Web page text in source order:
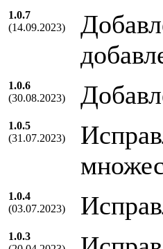
1.0.7
(14.09.2023)
1.0.6
(30.08.2023)
1.0.5
(31.07.2023)
1.0.4
(03.07.2023)
1.0.3